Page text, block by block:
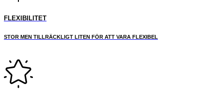
FLEXIBILITET
STOR MEN TILLRÄCKLIGT LITEN FÖR ATT VARA FLEXIBEL